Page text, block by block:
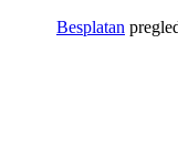
Besplatan pregled